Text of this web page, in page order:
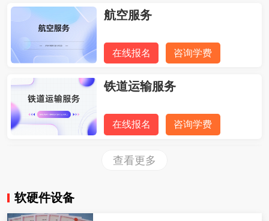
航空服务
在线报名 咨询学费
铁道运输服务
在线报名 咨询学费
旅游服务与管理
查看更多
软硬件设备